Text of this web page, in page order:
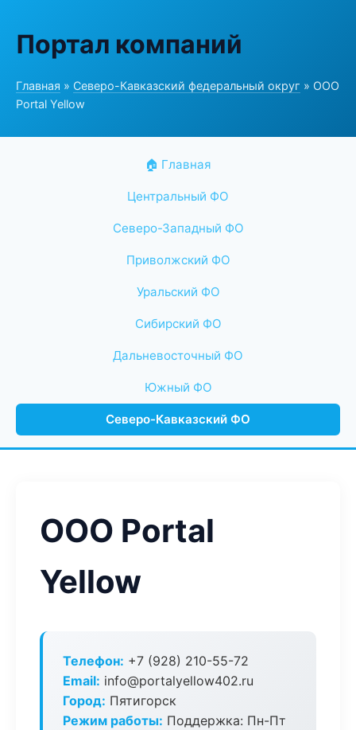
Портал компаний
Главная » Северо-Кавказский федеральный округ » ООО
Portal Yellow
🏠 Главная
Центральный ФО
Северо-Западный ФО
Приволжский ФО
Уральский ФО
Сибирский ФО
Дальневосточный ФО
Южный ФО
Северо-Кавказский ФО
ООО Portal
Yellow
Телефон: +7 (928) 210-55-72
Email: info@portalyellow402.ru
Город: Пятигорск
Режим работы: Поддержка: Пн-Пт